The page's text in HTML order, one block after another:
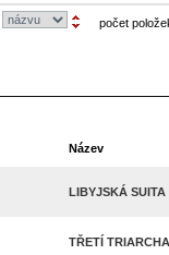
počet
Název
LIBYJSKÁ SUITA
TŘETÍ TRIARCHA